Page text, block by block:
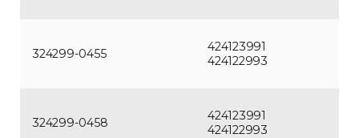
324299-0455
424123991
424122993
324299-0458
424123991
424122993